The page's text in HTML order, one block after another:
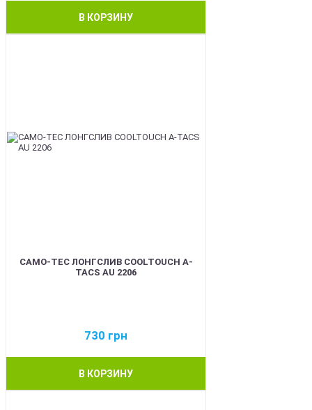
В КОРЗИНУ
CAMO-TEC ЛОНГСЛИВ COOLTOUCH A-
TACS AU 2206
730 грн
В КОРЗИНУ